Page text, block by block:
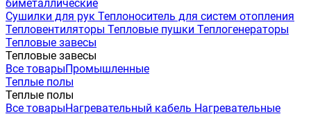
биметаллические
Сушилки для рук Теплоноситель для систем отопления
Тепловентиляторы Тепловые пушки Теплогенераторы
Тепловые завесы
Тепловые завесы
Все товарыПромышленные
Теплые полы
Теплые полы
Все товарыНагревательный кабель Нагревательные